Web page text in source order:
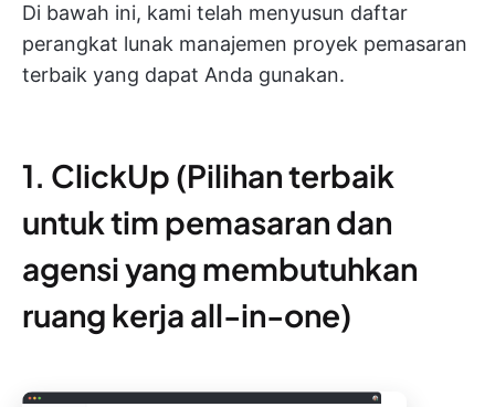
Di bawah ini, kami telah menyusun daftar
perangkat lunak manajemen proyek pemasaran
terbaik yang dapat Anda gunakan.
1. ClickUp (Pilihan terbaik
untuk tim pemasaran dan
agensi yang membutuhkan
ruang kerja all-in-one)